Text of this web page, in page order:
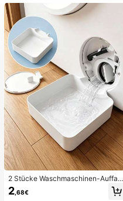
2 Stücke Waschmaschinen-Auffan
gwanne Tropfschale, wasserdichte
Bodenschutzmatte für Waschraum,
2 ,68€